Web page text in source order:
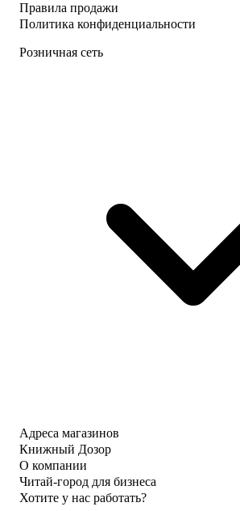
Правила продажи
Политика конфиденциальности
Розничная сеть
Адреса магазинов
Книжный Дозор
О компании
Читай-город для бизнеса
Хотите у нас работать?